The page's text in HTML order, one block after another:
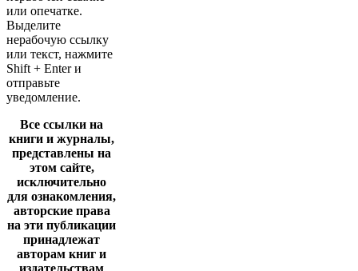
или опечатке.
Выделите
нерабочую ссылку
или текст, нажмите
Shift + Enter и
отправьте
уведомление.
Все ссылки на
книги и журналы,
представлены на
этом сайте,
исключительно
для ознакомления,
авторские права
на эти публикации
принадлежат
авторам книг и
издательствам